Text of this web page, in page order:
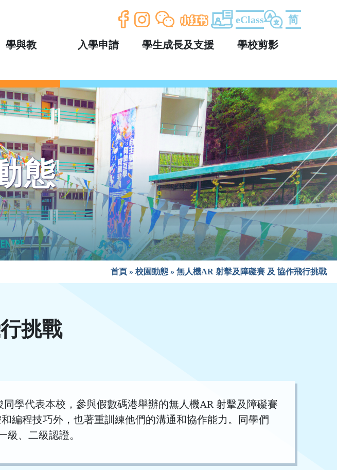
eClass 简
學與教 入學申請 學生成長及支援 學校剪影
態
首頁 » 校園動態 » 無人機AR 射擊及障礙賽 及 協作飛行挑戰
挑戰
學代表本校，參與假數碼港舉辦的無人機AR 射擊及障礙賽
編程技巧外，也著重訓練他們的溝通和協作能力。同學們
、二級認證。